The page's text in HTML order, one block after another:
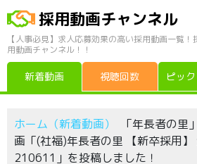
採用動画チャンネル
【人事必見】求人応募効果の高い採用動画一覧
用動画チャンネル！！
新着動画 視聴回数 ピッ
ホーム（新着動画）
「年長者の里
画「(社福)年長者の里 【新卒採用
210611」を投稿しました！